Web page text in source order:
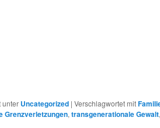
unter Uncategorized |Verschlagwortet mit
Grenzverletzungen,transgenerationale Gewalt